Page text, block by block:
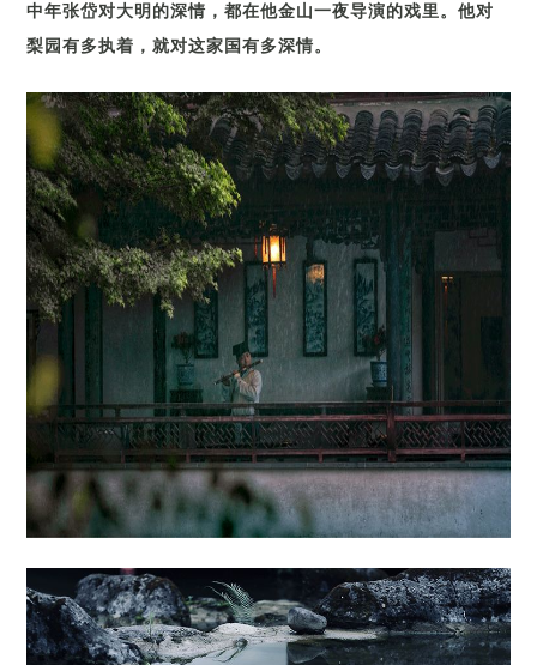
中年张岱对大明的深情，都在他金山一夜导演的戏里。他对
梨园有多执着，就对这家国有多深情。